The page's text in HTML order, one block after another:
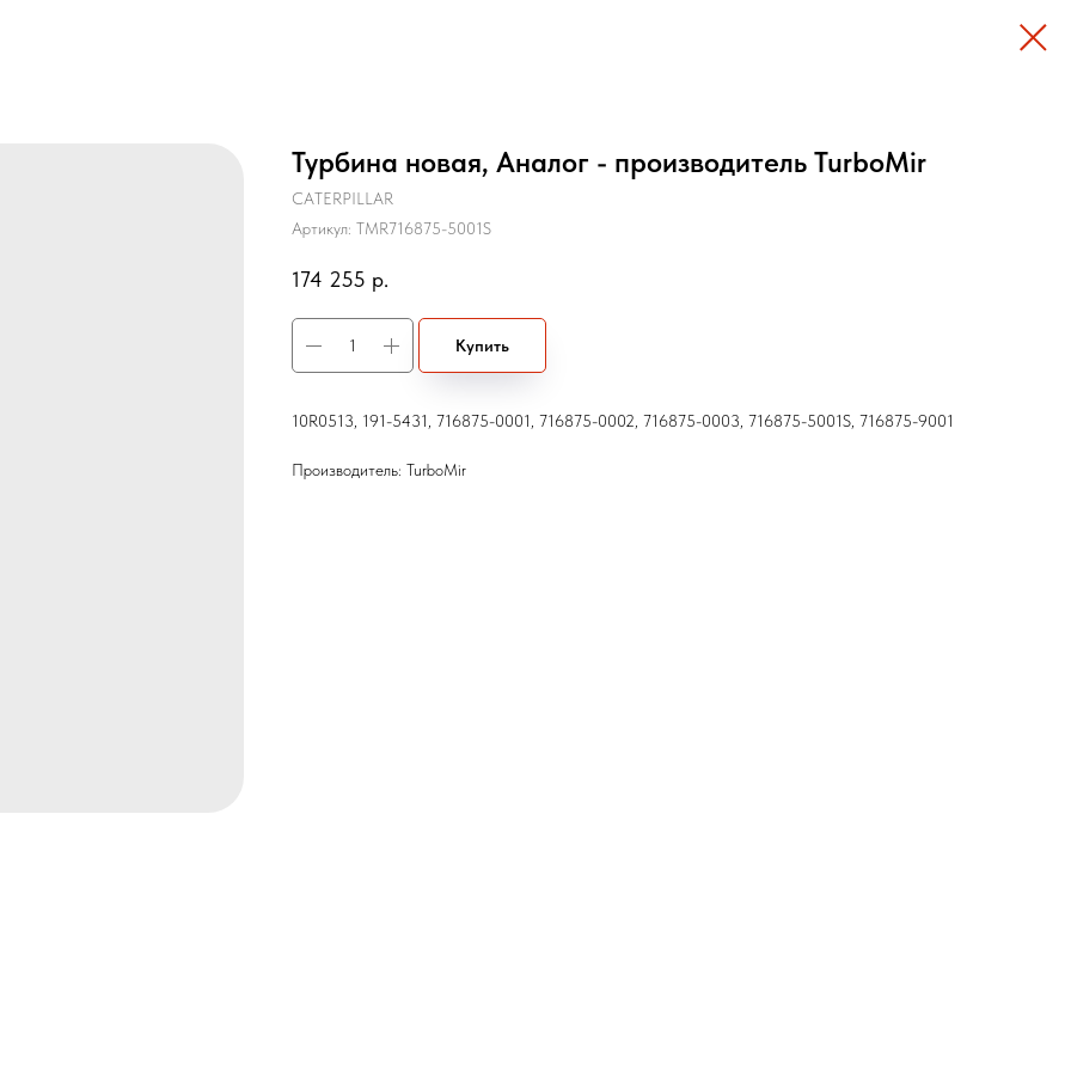
Турбина новая, Аналог - производитель TurboMir
CATERPILLAR
Артикул: TMR716875-5001S
174 255 р.
Купить
10R0513, 191-5431, 716875-0001, 716875-0002, 716875-0003, 716875-5001S, 716875-9001
Производитель: TurboMir